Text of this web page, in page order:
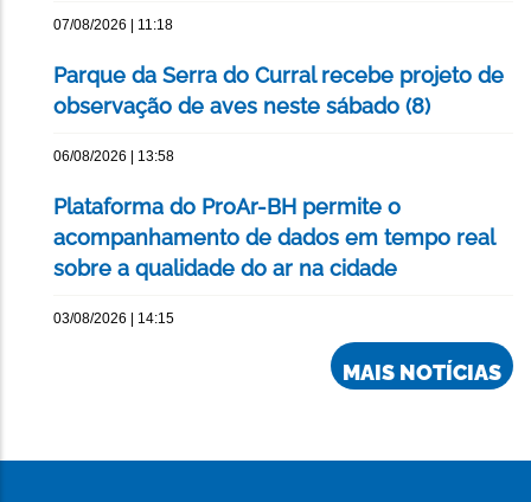
07/08/2026 | 11:18
Parque da Serra do Curral recebe projeto de
observação de aves neste sábado (8)
06/08/2026 | 13:58
Plataforma do ProAr-BH permite o
acompanhamento de dados em tempo real
sobre a qualidade do ar na cidade
03/08/2026 | 14:15
MAIS NOTÍCIAS